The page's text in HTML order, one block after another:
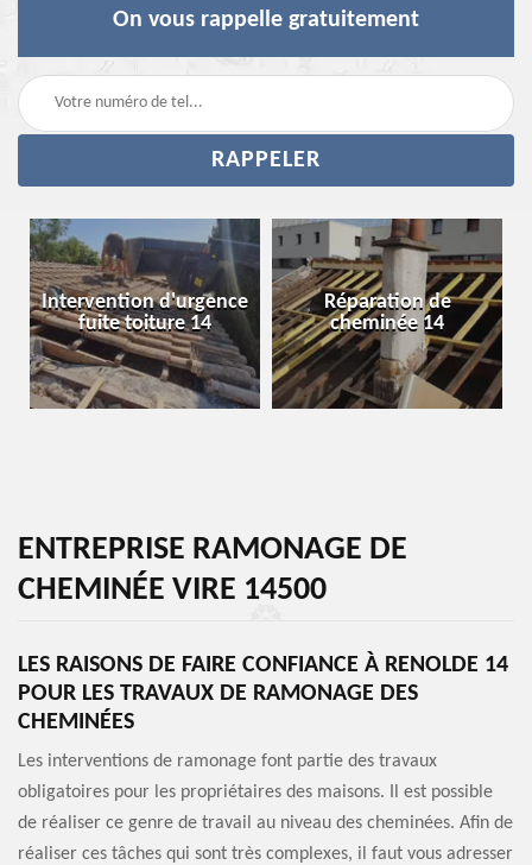
On vous rappelle gratuitement
Intervention d'urgence
fuite toiture 14
Réparation de
cheminée 14
ENTREPRISE RAMONAGE DE
CHEMINÉE VIRE 14500
LES RAISONS DE FAIRE CONFIANCE À RENOLDE 14
POUR LES TRAVAUX DE RAMONAGE DES
CHEMINÉES
Les interventions de ramonage font partie des travaux
obligatoires pour les propriétaires des maisons. Il est possible
de réaliser ce genre de travail au niveau des cheminées. Afin de
réaliser ces tâches qui sont très complexes, il faut vous adresser